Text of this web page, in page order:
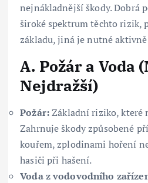
nejnákladnější škody. Dobrá
široké spektrum těchto rizik,
základu, jiná je nutné
A. Požár a Voda
Nejdražší)
Požár:Základní riziko, které
Zahrnuje škody způsobené
kouřem, zplodinami hoření
hasiči při hašení.
Voda z vodovodního